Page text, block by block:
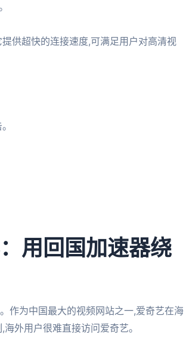
供超快的连接速度,可满足用户对高清视
用回国加速器绕
作为中国最大的视频网站之一,爱奇艺在海
外用户很难直接访问爱奇艺。